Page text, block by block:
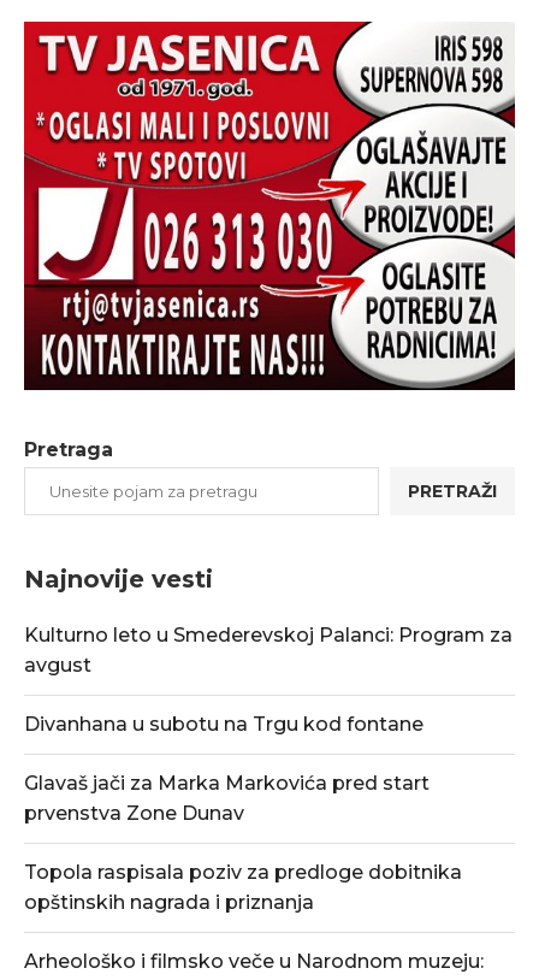
Pretraga
PRETRAŽI
Najnovije vesti
Kulturno leto u Smederevskoj Palanci: Program za
avgust
Divanhana u subotu na Trgu kod fontane
Glavaš jači za Marka Markovića pred start
prvenstva Zone Dunav
Topola raspisala poziv za predloge dobitnika
opštinskih nagrada i priznanja
Arheološko i filmsko veče u Narodnom muzeju: